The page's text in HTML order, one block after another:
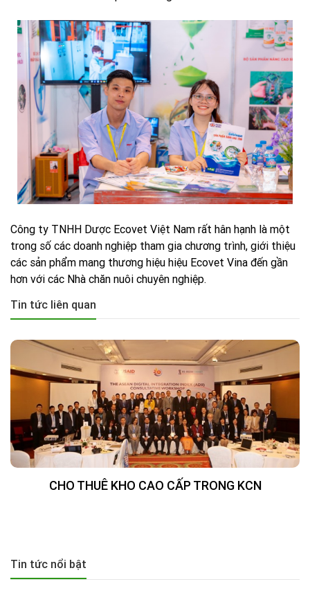
Tin tức nổi bật
Công ty TNHH Dược Ecovet Việt Nam rất hân hạnh là một
trong số các doanh nghiệp tham gia chương trình, giới thiệu
các sản phẩm mang thương hiệu hiệu Ecovet Vina đến gần
hơn với các Nhà chăn nuôi chuyên nghiệp.
Tin tức liên quan
CHO THUÊ KHO CAO CẤP TRONG KCN